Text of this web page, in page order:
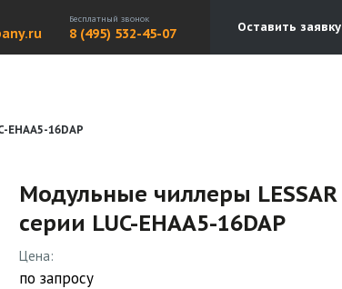
Бесплатный звонок
8 (495) 532-45-07 Оставить заявку
16DAP
Модульные чиллеры LESSAR
серии LUC-EHAA5-16DAP
Цена:
по запросу